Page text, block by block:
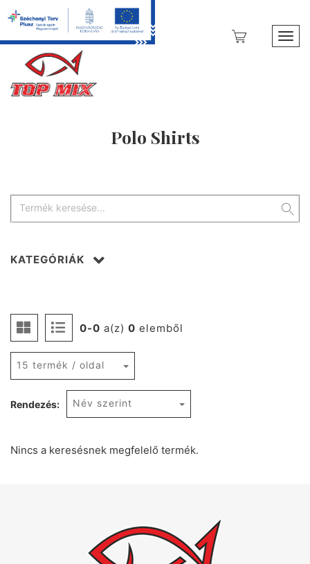
Polo Shirts
0-0 a(z) 0 elemből
15 termék / oldal
Rendezés: Név szerint
Nincs a keresésnek megfelelő termék.
KATEGÓRIÁK